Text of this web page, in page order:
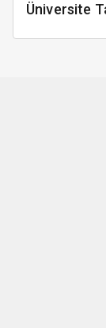
Üniversite